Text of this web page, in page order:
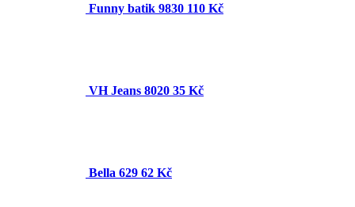
Funny batik 9830 110 Kč
VH Jeans 8020 35 Kč
Bella 629 62 Kč